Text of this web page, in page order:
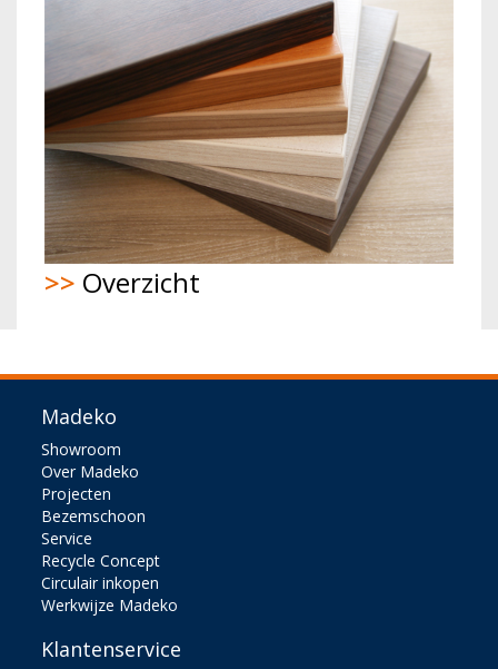
>> Overzicht
Madeko
Showroom
Over Madeko
Projecten
Bezemschoon
Service
Recycle Concept
Circulair inkopen
Werkwijze Madeko
Klantenservice